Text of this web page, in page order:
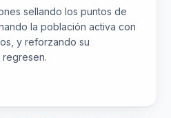
sellando los puntos de
la población activa con
y reforzando su